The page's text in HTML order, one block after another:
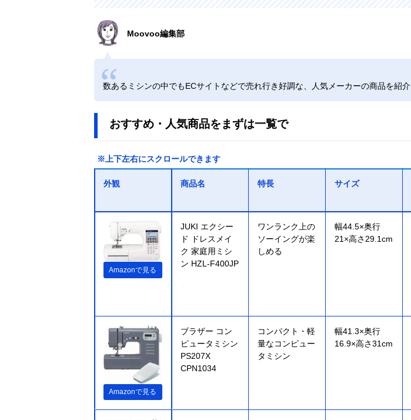
Moovoo編集部
数あるミシンの中でもECサイトなどで売れ行き好調な、人気メーカーの商品を紹介
おすすめ・人気商品をまずは一覧で
※上下左右にスクロールできます
外観 商品名 特長 サイズ
Amazonで見る
JUKI エクシー
ド ドレスメイ
ク 家庭用ミシ
ン HZL-F400JP
ワンランク上の
ソーイングが楽
しめる
幅44.5×奥行
21×高さ29.1cm
Amazonで見る
‎ブラザー コン
ピュータミシン
PS207X
CPN1034
コンパクト・軽
量なコンピュー
タミシン
幅41.3×奥行
16.9×高さ31cm